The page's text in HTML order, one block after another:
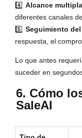
4️⃣ Alcance
diferentes canales
5️⃣ Seguimiento
respuesta, el
Lo que antes
suceder en
6. Cómo
SaleAI